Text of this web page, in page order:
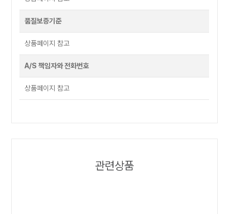
품질보증기준
상품페이지 참고
A/S 책임자와 전화번호
상품페이지 참고
관련상품